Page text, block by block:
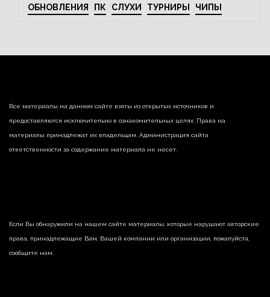
ОБНОВЛЕНИЯ ПК СЛУХИ ТУРНИРЫ ЧИПЫ
Все материалы на данном сайте взяты из открытых источников и
предоставляются исключительно в ознакомительных целях. Права на
материалы принадлежат их владельцам. Администрация сайта
ответственности за содержание материала не несет.
Если Вы обнаружили на нашем сайте материалы, которые нарушают авторские
права, принадлежащие Вам, Вашей компании или организации, пожалуйста,
сообщите нам.